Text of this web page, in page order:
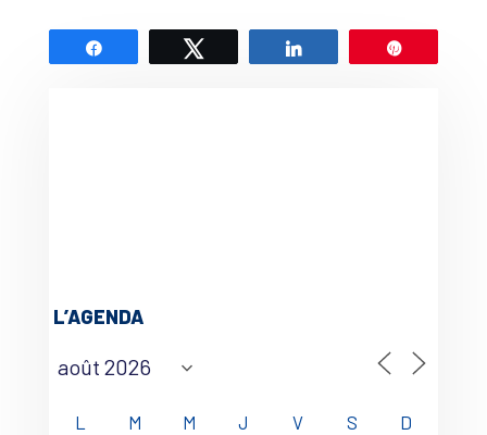
L’AGENDA
L M M J V S D